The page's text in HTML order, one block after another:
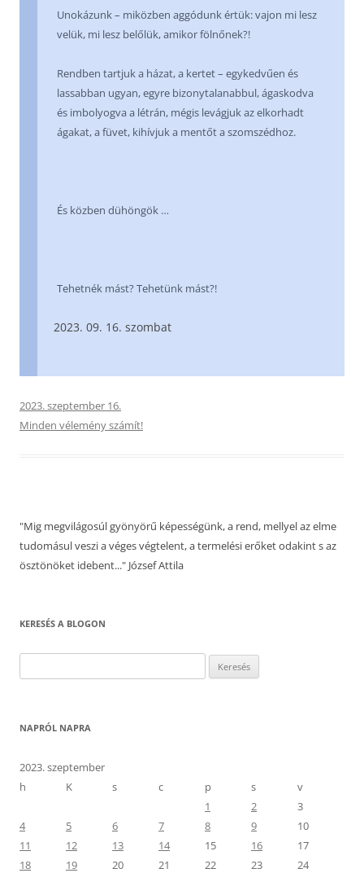
Unokázunk – miközben aggódunk értük: vajon mi lesz
velük, mi lesz belőlük, amikor fölnőnek?!
Rendben tartjuk a házat, a kertet – egykedvűen és
lassabban ugyan, egyre bizonytalanabbul, ágaskodva
és imbolyogva a létrán, mégis levágjuk az elkorhadt
ágakat, a füvet, kihívjuk a mentőt a szomszédhoz.
És közben dühöngök …
Tehetnék mást? Tehetünk mást?!
09. 16. szombat
2023. szeptember 16.
Minden vélemény számít!
"Mig megvilágosúl gyönyörű képességünk, a rend, mellyel az elme
tudomásul veszi a véges végtelent, a termelési erőket odakint s az
ösztönöket idebent..." József Attila
KERESÉS A BLOGON
NAPRÓL NAPRA
2023. szeptember
h
K s c p s
v
1
2
3
4
5 6 7 8 9
10
11
12 13 14 15 16
17
18
19 20 21 22 23
24